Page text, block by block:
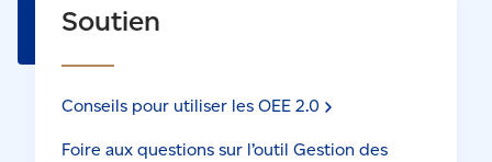
Soutien
Conseils pour utiliser les OEE 2.0
Foire aux questions sur l’outil Gestion des